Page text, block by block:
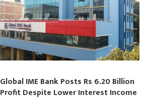
Global IME Bank Posts Rs 6.20 Billion
Profit Despite Lower Interest Income